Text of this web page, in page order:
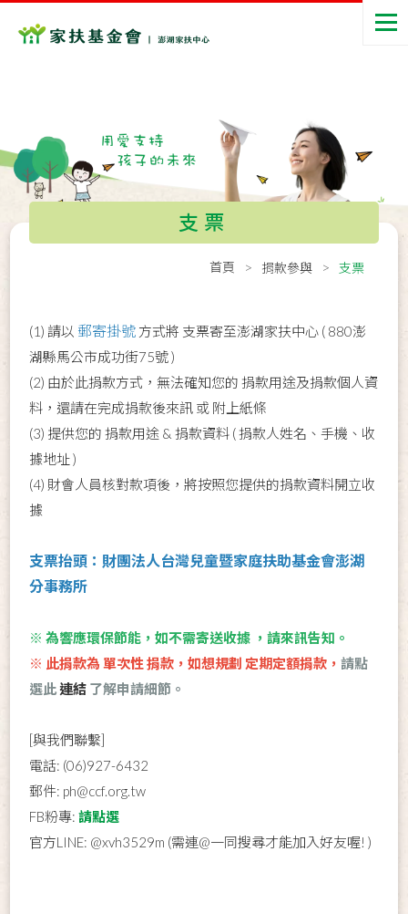
支票
首頁 捐款參與 支票
(1) 請以 郵寄掛號 方式將 支票寄至澎湖家扶中心 ( 880澎
湖縣馬公市成功街75號 )
(2) 由於此捐款方式，無法確知您的 捐款用途及捐款個人資
料，還請在完成捐款後來訊 或 附上紙條
(3) 提供您的 捐款用途 & 捐款資料 ( 捐款人姓名、手機、收
據地址 )
(4) 財會人員核對款項後，將按照您提供的捐款資料開立收
據
支票抬頭：財團法人台灣兒童暨家庭扶助基金會澎湖
分事務所
※為響應環保節能，如不需寄送收據 ，請來訊告知。
※ 此捐款為 單次性 捐款，如想規劃 定期定額捐款，請點
選此連結 了解申請細節。
[與我們聯繫]
電話: (06)927-6432
郵件: ph@ccf.org.tw
FB粉專:請點選
官方LINE: @xvh3529m (需連@一同搜尋才能加入好友喔! )